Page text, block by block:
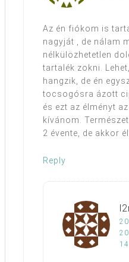
Az én fiókom is
nagyját , de nálam
nélkülözhetetlen
tartalék zokni.
hangzik, de én
tocsogósra ázott
és ezt az élményt
kívánom.
2 évente, de akkor
Reply